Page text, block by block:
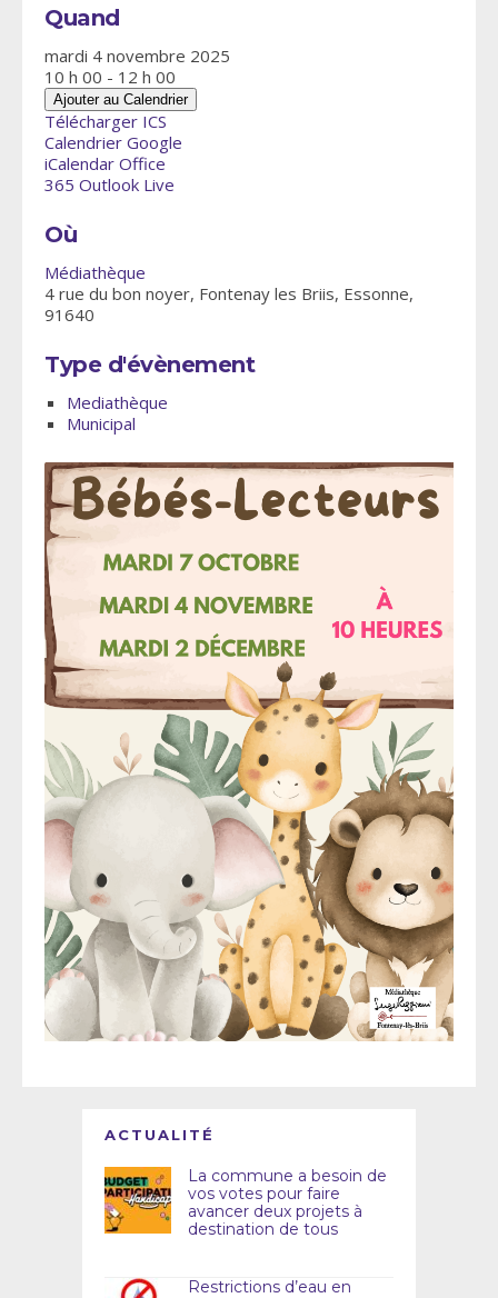
Quand
mardi 4 novembre 2025
10 h 00 - 12 h 00
Ajouter au Calendrier
Télécharger ICS
Calendrier Google
iCalendar Office
365 Outlook Live
Où
Médiathèque
4 rue du bon noyer, Fontenay les Briis, Essonne,
91640
Type d'évènement
Mediathèque
Municipal
ACTUALITÉ
La commune a besoin de
vos votes pour faire
avancer deux projets à
destination de tous
Restrictions d’eau en